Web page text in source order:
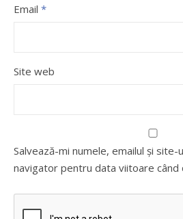
Email *
Site web
Salvează-mi numele, emailul și site-
navigator pentru data viitoare când